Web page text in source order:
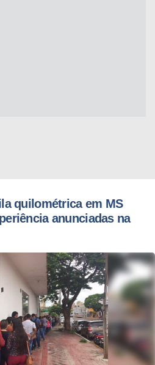
quilométrica em MS
anunciadas na